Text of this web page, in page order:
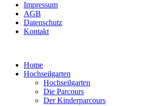
Impressum
AGB
Datenschutz
Kontakt
Home
Hochseilgarten
Hochseilgarten
Die Parcours
Der Kinderparcours